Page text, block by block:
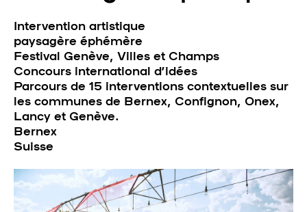
Intervention artistique
paysagère éphémère
Festival Genève, Villes et Champs
Concours international d’idées
Parcours de 15 interventions contextuelles sur
les communes de Bernex, Confignon, Onex,
Lancy et Genève.
Bernex
Suisse